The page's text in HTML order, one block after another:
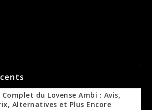
Complet du Lovense Ambi : Avis,
Alternatives et Plus Encore